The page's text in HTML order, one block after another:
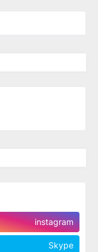
instagram
Skype